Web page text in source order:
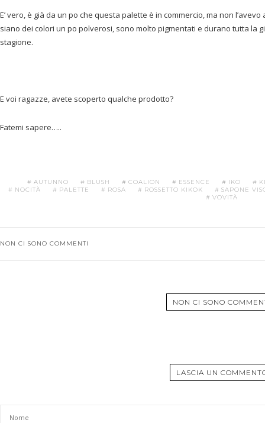
E’ vero, è già da un po che questa palette è in commercio, ma non
siano dei colori un po polverosi, sono molto pigmentati e durano tutta la
stagione.
E voi ragazze, avete scoperto qualche prodotto?
Fatemi sapere…..
AUTUNNO BLUSH COALION ESSENCE IKO
NOCITÀ
PALETTE ROSA ROSSETTO KIKOK
SAPONE
VOVITÀ
NON CI SONO COMMENTI
NON CI SONO
LASCIA UN